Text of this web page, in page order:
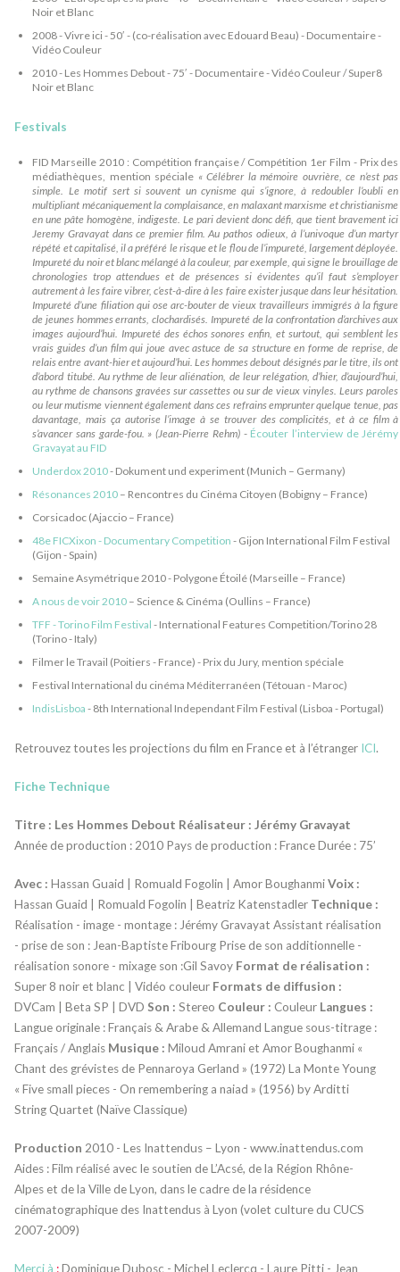
Noir et Blanc
2008 - Vivre ici - 50′ - (co-réalisation avec Edouard Beau) - Documentaire -
Vidéo Couleur
2010 - Les Hommes Debout - 75′ - Documentaire - Vidéo Couleur / Super8
Noir et Blanc
Festivals
FID Marseille 2010 : Compétition française / Compétition 1er Film - Prix des
médiathèques, mention spéciale « Célébrer la mémoire ouvrière, ce n’est pas
simple. Le motif sert si souvent un cynisme qui s’ignore, à redoubler l’oubli en
multipliant mécaniquement la complaisance, en malaxant marxisme et christianisme
en une pâte homogène, indigeste. Le pari devient donc défi, que tient bravement ici
Jeremy Gravayat dans ce premier film. Au pathos odieux, à l’univoque d’un martyr
répété et capitalisé, il a préféré le risque et le flou de l’impureté, largement déployée.
Impureté du noir et blanc mélangé à la couleur, par exemple, qui signe le brouillage de
chronologies trop attendues et de présences si évidentes qu’il faut s’employer
autrement à les faire vibrer, c’est-à-dire à les faire exister jusque dans leur hésitation.
Impureté d’une filiation qui ose arc-bouter de vieux travailleurs immigrés à la figure
de jeunes hommes errants, clochardisés. Impureté de la confrontation d’archives aux
images aujourd’hui. Impureté des échos sonores enfin, et surtout, qui semblent les
vrais guides d’un film qui joue avec astuce de sa structure en forme de reprise, de
relais entre avant-hier et aujourd’hui. Les hommes debout désignés par le titre, ils ont
d’abord titubé. Au rythme de leur aliénation, de leur relégation, d’hier, d’aujourd’hui,
au rythme de chansons gravées sur cassettes ou sur de vieux vinyles. Leurs paroles
ou leur mutisme viennent également dans ces refrains emprunter quelque tenue, pas
davantage, mais ça autorise l’image à se trouver des complicités, et à ce film à
s’avancer sans garde-fou. » (Jean-Pierre Rehm)- Écouter l’interview de Jérémy
Gravayat au FID
Underdox 2010- Dokument und experiment (Munich – Germany)
Résonances 2010 – Rencontres du Cinéma Citoyen (Bobigny – France)
Corsicadoc (Ajaccio – France)
48e FICXixon - Documentary Competition - Gijon International Film Festival
(Gijon - Spain)
Semaine Asymétrique 2010 - Polygone Étoilé (Marseille – France)
A nous de voir 2010 – Science & Cinéma (Oullins – France)
TFF - Torino Film Festival - International Features Competition/Torino 28
(Torino - Italy)
Filmer le Travail (Poitiers - France) - Prix du Jury, mention spéciale
Festival International du cinéma Méditerranéen (Tétouan - Maroc)
IndisLisboa - 8th International Independant Film Festival (Lisboa - Portugal)
Retrouvez toutes les projections du film en France et à l’étranger ICI.
Fiche Technique
Titre : Les Hommes Debout Réalisateur : Jérémy Gravayat
Année de production : 2010 Pays de production : France Durée : 75’
Avec : Hassan Guaid | Romuald Fogolin | Amor BoughanmiVoix :
Hassan Guaid | Romuald Fogolin | Beatriz Katenstadler Technique :
Réalisation - image - montage : Jérémy Gravayat Assistant réalisation
- prise de son : Jean-Baptiste Fribourg Prise de son additionnelle -
réalisation sonore - mixage son :Gil Savoy Format de réalisation :
Super 8 noir et blanc | Vidéo couleur Formats de diffusion :
DVCam | Beta SP | DVD Son : Stereo Couleur : Couleur Langues :
Langue originale : Français & Arabe & Allemand Langue sous-titrage :
Français / Anglais Musique : Miloud Amrani et Amor Boughanmi «
Chant des grévistes de Pennaroya Gerland » (1972) La Monte Young
« Five small pieces - On remembering a naiad » (1956) by Arditti
String Quartet (Naïve Classique)
Production 2010 - Les Inattendus – Lyon - www.inattendus.com
Aides : Film réalisé avec le soutien de L’Acsé, de la Région Rhône-
Alpes et de la Ville de Lyon, dans le cadre de la résidence
cinématographique des Inattendus à Lyon (volet culture du CUCS
2007-2009)
Merci à :Dominique Dubosc - Michel Leclercq - Laure Pitti - Jean